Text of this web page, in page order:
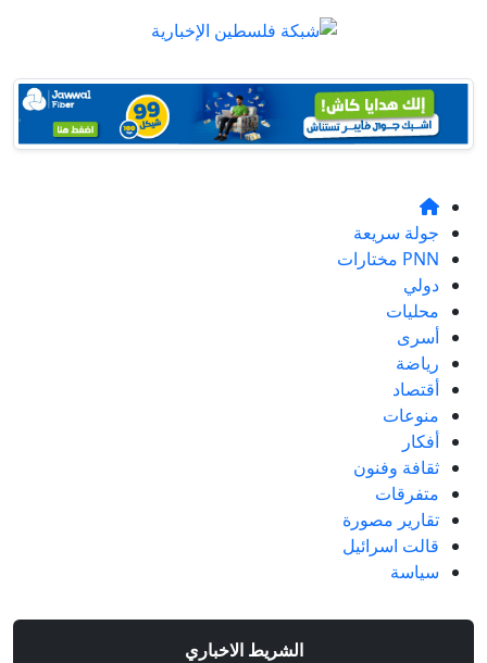
جولة سريعة
PNN مختارات
دولي
محليات
أسرى
رياضة
أقتصاد
منوعات
أفكار
ثقافة وفنون
متفرقات
تقارير مصورة
قالت اسرائيل
سياسة
الشريط الاخباري